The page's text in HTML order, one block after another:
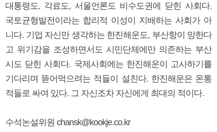
대통령도, 각료도, 서울언론도 비수도권에 닫힌 사회다.
국토균형발전이라는 합리적 이성이 지배하는 사회가 아
니다. 기업 자신만 생각하는 한진해운도, 부산항이 망한다
고 위기감을 조성하면서도 시민단체에만 의존하는 부산
시도 닫힌 사회다. 국제사회에는 한진해운이 고사하기를
기다리며 뜯어먹으려는 적들이 설친다. 한진해운은 온통
적들로 싸여 있다. 그 자신조차 자신에게 최대의 적이다.
수석논설위원 chansk@kookje.co.kr